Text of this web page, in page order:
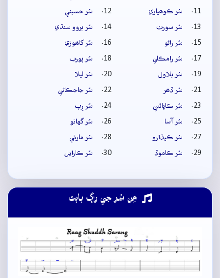
سُر ڪوھياري
سُر حسيني
سُر سورٺ
سُر بروو سنڌي
سُر راڻو
سُر کاھوڙي
سُر رامڪلي
سُر پورب
سُر بلاول
سُر ليلا
سُر ڏھر
سُر جاجڪاڻي
سُر ڪاپائتي
سُر رِپ
سُر آسا
سُر گهاتو
سُر ڪيڏارو
سُر مارئي
سُر ڪاموڏ
سُر ڪارايل
ھِن سُر جي راڳ بابت